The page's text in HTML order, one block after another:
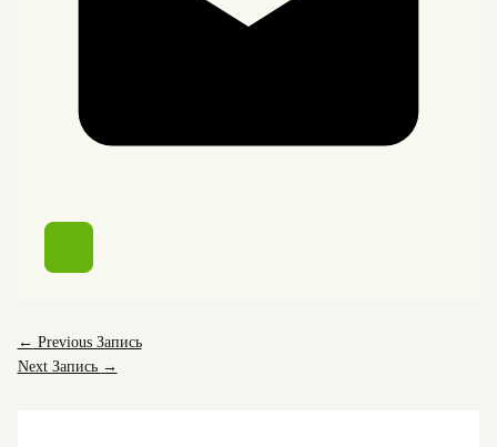
← Previous Запись
Next Запись →